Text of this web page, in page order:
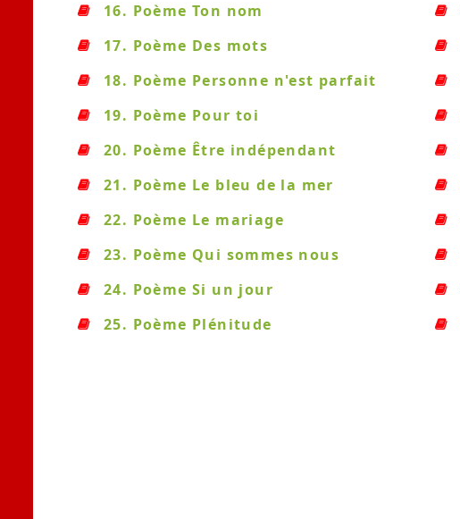
16. Poème Ton nom
17. Poème Des mots
18. Poème Personne n'est parfait
19. Poème Pour toi
20. Poème Être indépendant
21. Poème Le bleu de la mer
22. Poème Le mariage
23. Poème Qui sommes nous
24. Poème Si un jour
25. Poème Plénitude